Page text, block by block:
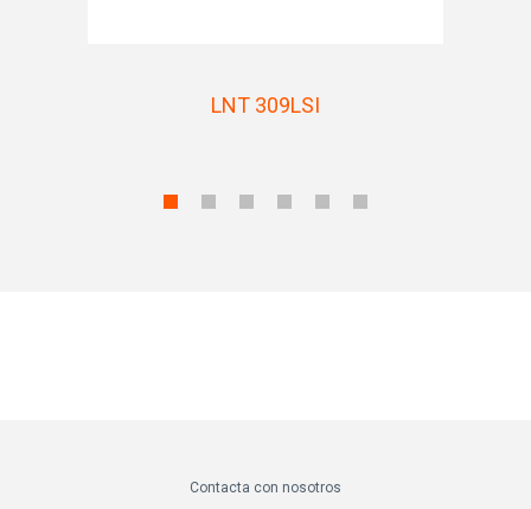
LNT 309LSI
Contacta con nosotros